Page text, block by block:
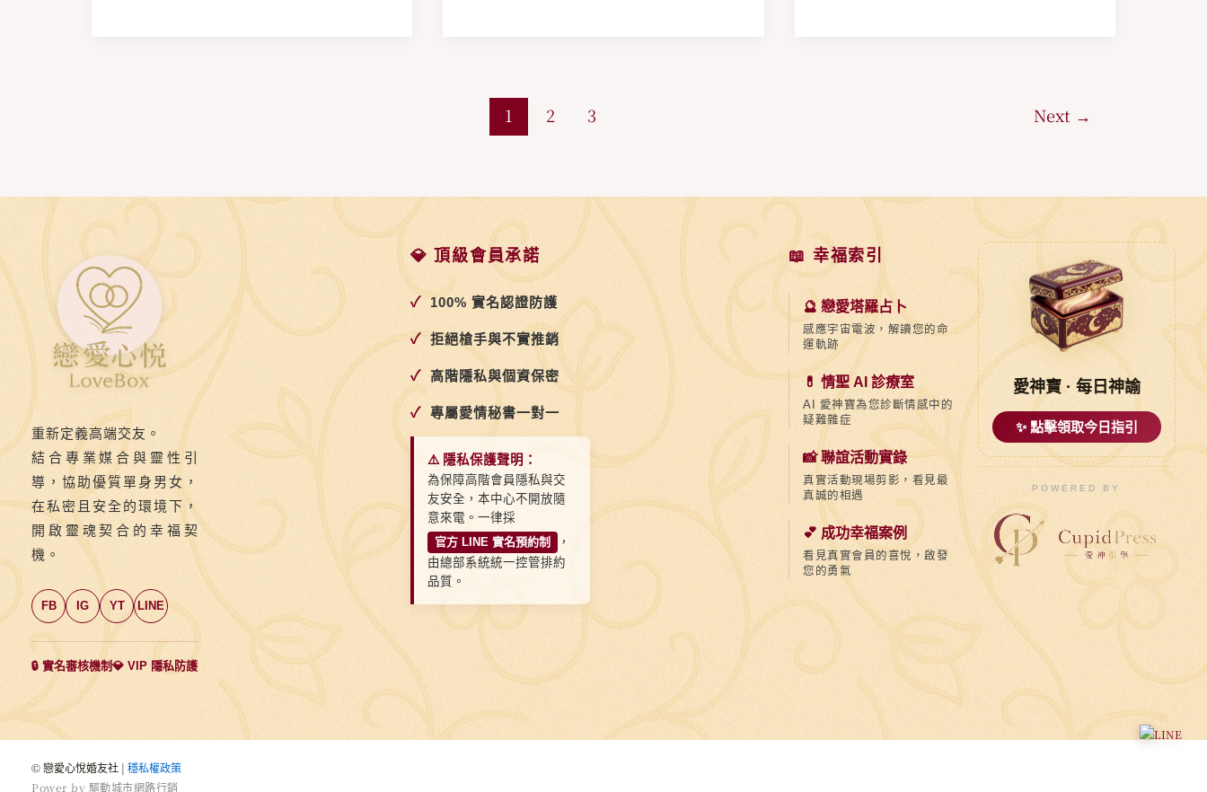
或
姆
+20
1 2 3 Next →
重新定義高端交友。
結合專業媒合與靈性引
導，協助優質單身男女，
在私密且安全的環境下，
開啟靈魂契合的幸福契
機。
FB IG YT LINE
🔒 實名審核機制💎 VIP 隱私防護
💎 頂級會員承諾
✓ 100% 實名認證防護
✓ 拒絕槍手與不實推銷
✓ 高階隱私與個資保密
✓ 專屬愛情秘書一對一
⚠️ 隱私保護聲明：
為保障高階會員隱私與交
友安全，本中心不開放隨
意來電。一律採
官方 LINE 實名預約制
，
由總部系統統一控管排約
品質。
📖 幸福索引
🔮 戀愛塔羅占卜
感應宇宙電波，解讀您的命
運軌跡
💊 情聖 AI 診療室
AI 愛神寶為您診斷情感中的
疑難雜症
📸 聯誼活動實錄
真實活動現場剪影，看見最
真誠的相遇
💕 成功幸福案例
看見真實會員的喜悅，啟發
您的勇氣
愛神寶 · 每日神諭
✨ 點擊領取今日指引
POWERED BY
© 戀愛心悅婚友社 | 穩私權政策
Power by 驅動城市網路行銷